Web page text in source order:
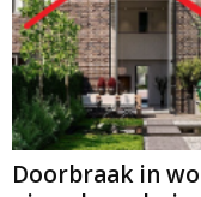
Doorbraak in